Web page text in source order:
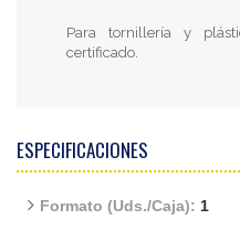
Para tornillería y
certificado.
ESPECIFICACIONES
Formato (Uds./Caja): 1